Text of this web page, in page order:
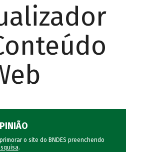
o site do BNDES preenchendo
.